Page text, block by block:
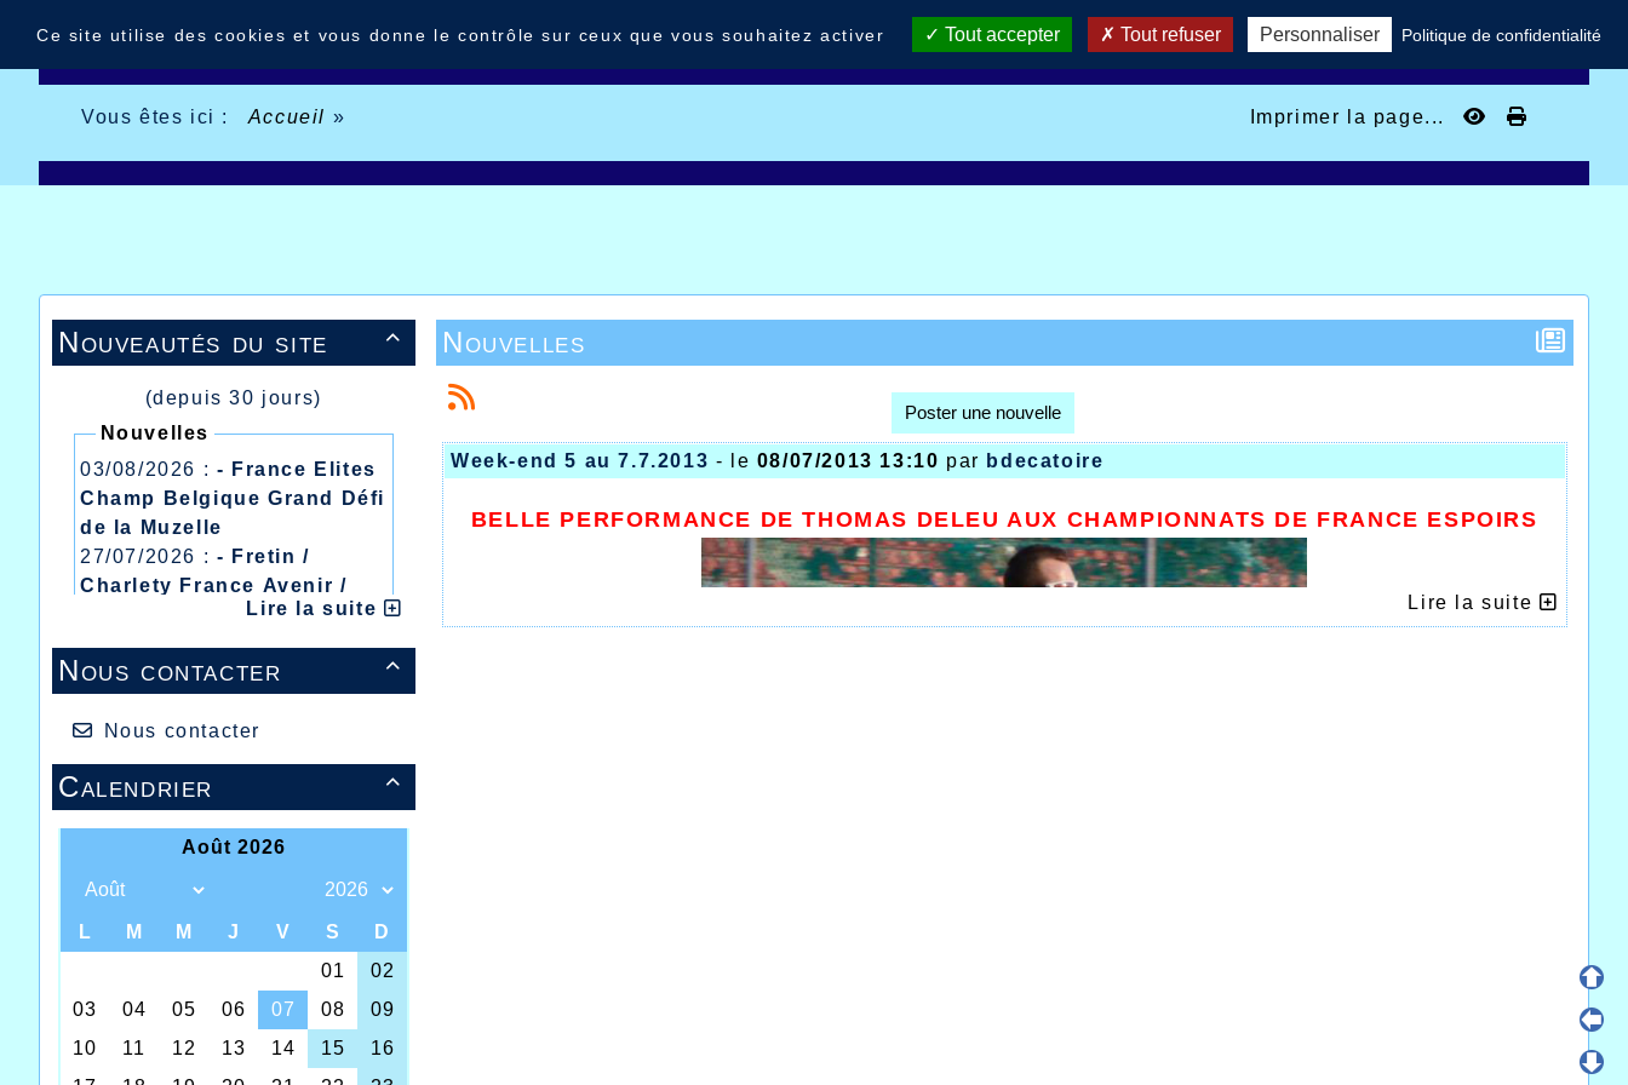
Vous êtes ici : Accueil » Imprimer la page...

Nouveautés du site
(depuis 30 jours)
Nouvelles
03/08/2026 : - France Elites
Champ Belgique Grand Défi
de la Muzelle
27/07/2026 : - Fretin /
Charlety France Avenir /
Heusden Zolder
20/07/2026 :- Courtrai /
Mont des Cats
Meeting Abeilles /
Régionaux /
Lire la suite

Nous contacter
Nous contacter

Calendrier
Nouvelles
Poster une nouvelle
Week-end 5 au 7.7.2013 - le 08/07/2013 13:10 par bdecatoire
BELLE PERFORMANCE DE THOMAS DELEU AUX CHAMPIONNATS DE FRANCE ESPOIRS
Lire la suite
Ce site utilise des cookies et vous donne le contrôle sur ceux que vous souhaitez activer Tout accepter Tout refuser Personnaliser Politique de confidentialité